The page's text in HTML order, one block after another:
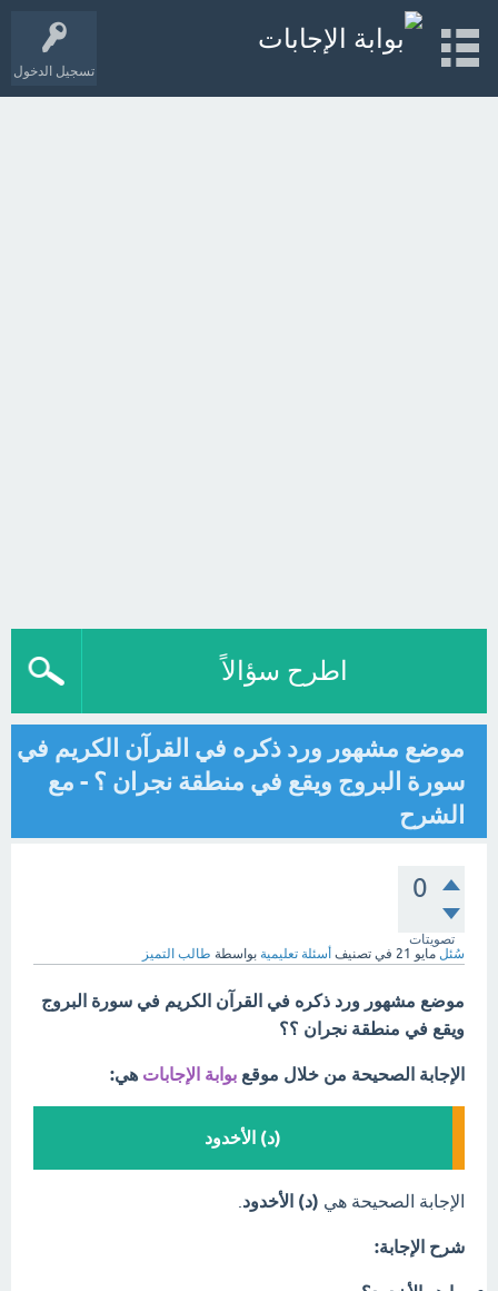
تسجيل الدخول
اطرح سؤالاً
موضع مشهور ورد ذكره في القرآن الكريم في
سورة البروج ويقع في منطقة نجران ؟ - مع
الشرح
0
تصويتات
سُئل مايو 21 في تصنيف أسئلة تعليمية بواسطة طالب التميز
موضع مشهور ورد ذكره في القرآن الكريم في سورة البروج
ويقع في منطقة نجران ؟؟
الإجابة الصحيحة من خلال موقع بوابة الإجابات هي:
(د) الأخدود
الإجابة الصحيحة هي (د) الأخدود
شرح الإجابة: